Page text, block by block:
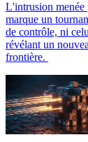
L'intrusion
marque un
de contrôle, ni
révélant un
frontière.